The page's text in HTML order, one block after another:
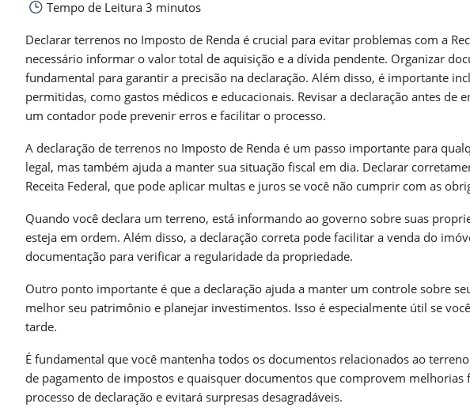
Tempo de Leitura 3 minutos
Declarar terrenos no Imposto de Renda é crucial para evitar problemas com a
necessário informar o valor total de aquisição e a dívida pendente. Organizar
fundamental para garantir a precisão na declaração. Além disso, é importante
permitidas, como gastos médicos e educacionais. Revisar a declaração antes de
um contador pode prevenir erros e facilitar o processo.
A declaração de terrenos no Imposto de Renda é um passo importante para
legal, mas também ajuda a manter sua situação fiscal em dia. Declarar
Receita Federal, que pode aplicar multas e juros se você não cumprir com as
Quando você declara um terreno, está informando ao governo sobre suas
esteja em ordem. Além disso, a declaração correta pode facilitar a venda do
documentação para verificar a regularidade da propriedade.
Outro ponto importante é que a declaração ajuda a manter um controle sobre
melhor seu patrimônio e planejar investimentos. Isso é especialmente útil se
tarde.
É fundamental que você mantenha todos os documentos relacionados ao
de pagamento de impostos e quaisquer documentos que comprovem
processo de declaração e evitará surpresas desagradáveis.